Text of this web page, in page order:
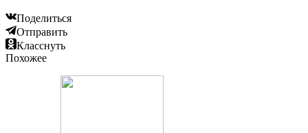
Поделиться
Отправить
Класснуть
Похожее